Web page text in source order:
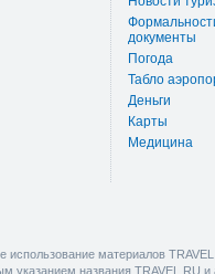
документы
Погода
Табло
Деньги
Карты
Медицина
материалов
указанием названия TRAVEL.RU